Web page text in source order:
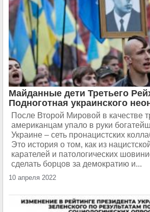
Майданные дети Третьего
Подноготная украинского
После Второй Мировой в качестве
американцам упало в руки
Украине – сеть пронацистских
Это история о том, как из
карателей и патологических
сделать борцов за демократию и...
10 апреля 2022